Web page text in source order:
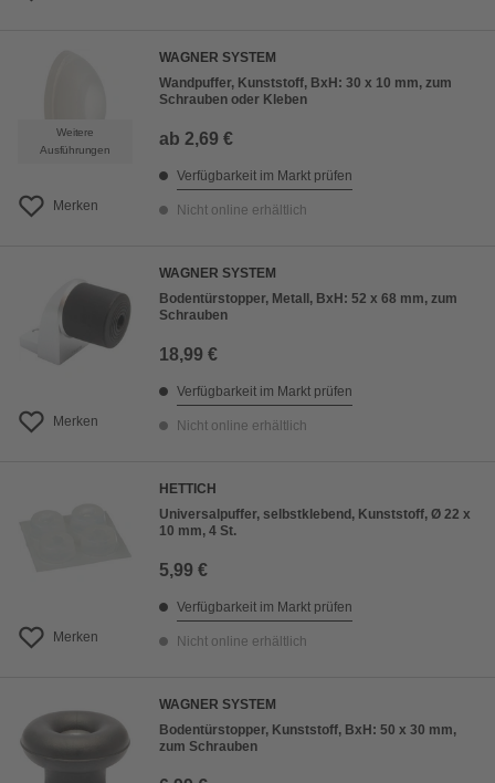
Weitere
Ausführungen
Merken
WAGNER SYSTEM
Wandpuffer, Kunststoff, BxH: 30 x 10 mm, zum
Schrauben oder Kleben
ab 2,69 €
Verfügbarkeit im Markt prüfen
Nicht online erhältlich
Merken
WAGNER SYSTEM
Bodentürstopper, Metall, BxH: 52 x 68 mm, zum
Schrauben
18,99 €
Verfügbarkeit im Markt prüfen
Nicht online erhältlich
Merken
HETTICH
Universalpuffer, selbstklebend, Kunststoff, Ø 22 x
10 mm, 4 St.
5,99 €
Verfügbarkeit im Markt prüfen
Nicht online erhältlich
WAGNER SYSTEM
Bodentürstopper, Kunststoff, BxH: 50 x 30 mm,
zum Schrauben